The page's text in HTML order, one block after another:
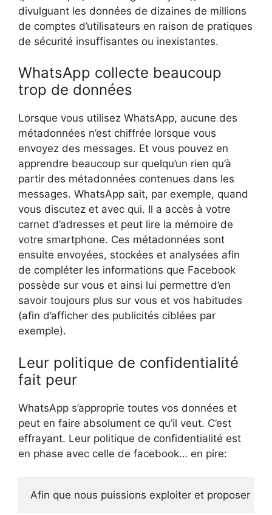
divulguant les données de dizaines de millions
de comptes d’utilisateurs en raison de pratiques
de sécurité insuffisantes ou inexistantes.
WhatsApp collecte beaucoup
trop de données
Lorsque vous utilisez WhatsApp, aucune des
métadonnées n’est chiffrée lorsque vous
envoyez des messages. Et vous pouvez en
apprendre beaucoup sur quelqu’un rien qu’à
partir des métadonnées contenues dans les
messages. WhatsApp sait, par exemple, quand
vous discutez et avec qui. Il a accès à votre
carnet d’adresses et peut lire la mémoire de
votre smartphone. Ces métadonnées sont
ensuite envoyées, stockées et analysées afin
de compléter les informations que Facebook
possède sur vous et ainsi lui permettre d’en
savoir toujours plus sur vous et vos habitudes
(afin d’afficher des publicités ciblées par
exemple).
Leur politique de confidentialité
fait peur
WhatsApp s’approprie toutes vos données et
peut en faire absolument ce qu’il veut. C’est
effrayant. Leur politique de confidentialité est
en phase avec celle de facebook… en pire:
Afin que nous puissions exploiter et proposer